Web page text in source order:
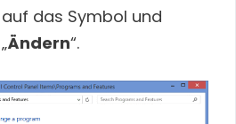
das Symbol und
Ändern“.